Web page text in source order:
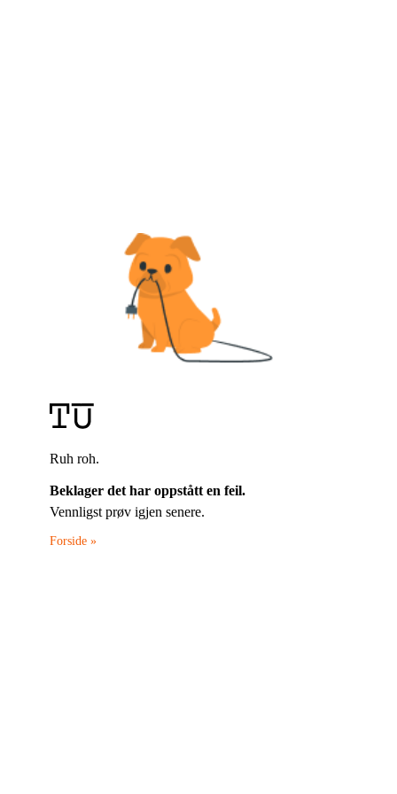
Ruh roh.
Beklager det har oppstått en feil.
Vennligst prøv igjen senere.
Forside »